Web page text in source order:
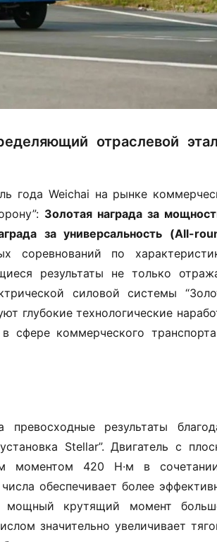
отраслевой
года Weichai на рынке
​Золотая награда за
за универсальность (All-
соревнований по
результаты не только
силовой системы
глубокие технологические
сфере коммерческого
результаты
Stellar”. Двигатель с
моментом 420 Н·м в
обеспечивает более
крутящий момент
значительно увеличивает